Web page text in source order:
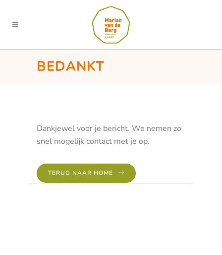
BEDANKT
Dankjewel voor je bericht. We nemen zo
snel mogelijk contact met je op.
TERUG NAAR HOME